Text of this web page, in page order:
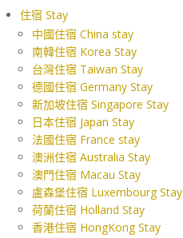
住宿 Stay
中國住宿 China stay
南韓住宿 Korea Stay
台灣住宿 Taiwan Stay
德國住宿 Germany Stay
新加坡住宿 Singapore Stay
日本住宿 Japan Stay
法國住宿 France stay
澳洲住宿 Australia Stay
澳門住宿 Macau Stay
盧森堡住宿 Luxembourg Stay
荷蘭住宿 Holland Stay
香港住宿 HongKong Stay